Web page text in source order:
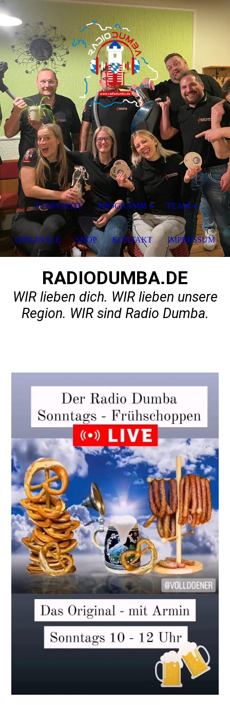
RADIODUMBA.DE
WIR lieben dich. WIR lieben unsere
Region. WIR sind Radio Dumba.
STARTSEITE PROGRAMM TEAM
ORIGINALE SHOP KONTAKT IMPRESSUM